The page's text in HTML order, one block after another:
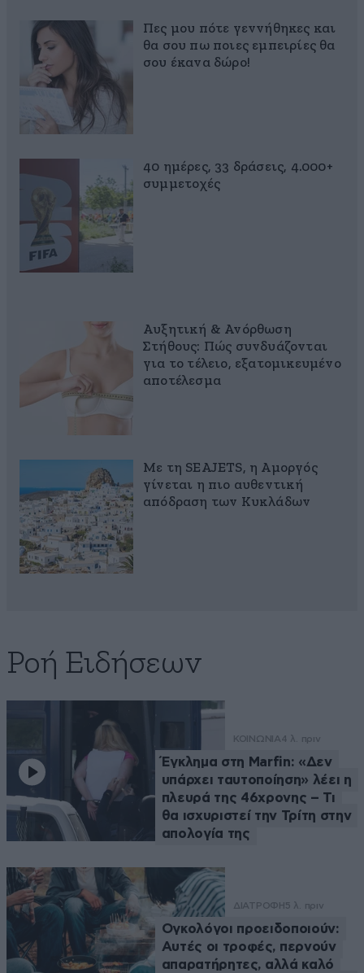
Πες μου πότε γεννήθηκες και
θα σου πω ποιες εμπειρίες θα
σου έκανα δώρο!
40 ημέρες, 33 δράσεις, 4.000+
συμμετοχές
Αυξητική & Ανόρθωση
Στήθους: Πώς συνδυάζονται
για το τέλειο, εξατομικευμένο
αποτέλεσμα
Με τη SEAJETS, η Αμοργός
γίνεται η πιο αυθεντική
απόδραση των Κυκλάδων
Ροή Ειδήσεων
ΚΟΙΝΩΝΙΑ4 λ. πριν
Έγκλημα στη Marfin: «Δεν
υπάρχει ταυτοποίηση» λέει η
πλευρά της 46χρονης – Τι
θα ισχυριστεί την Τρίτη στην
απολογία της
ΔΙΑΤΡΟΦΗ5 λ. πριν
Ογκολόγοι προειδοποιούν:
Αυτές οι τροφές, περνούν
απαρατήρητες, αλλά καλό